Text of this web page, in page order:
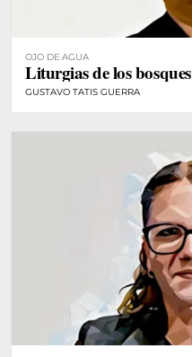
OJO DE AGUA
Liturgias de los bosques
GUSTAVO TATIS GUERRA